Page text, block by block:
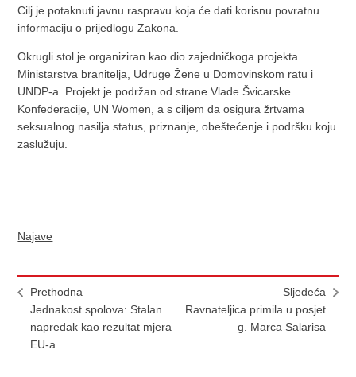
Cilj je potaknuti javnu raspravu koja će dati korisnu povratnu
informaciju o prijedlogu Zakona.
Okrugli stol je organiziran kao dio zajedničkoga projekta
Ministarstva branitelja, Udruge Žene u Domovinskom ratu i
UNDP-a. Projekt je podržan od strane Vlade Švicarske
Konfederacije, UN Women, a s ciljem da osigura žrtvama
seksualnog nasilja status, priznanje, obeštećenje i podršku koju
zaslužuju.
Najave
Prethodna
Jednakost spolova: Stalan
napredak kao rezultat mjera
EU-a
Sljedeća
Ravnateljica primila u posjet
g. Marca Salarisa